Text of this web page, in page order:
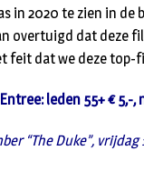
in 2020 te zien in
overtuigd dat deze
feit dat we deze top-
leden 55+ € 5,-
“The Duke”,